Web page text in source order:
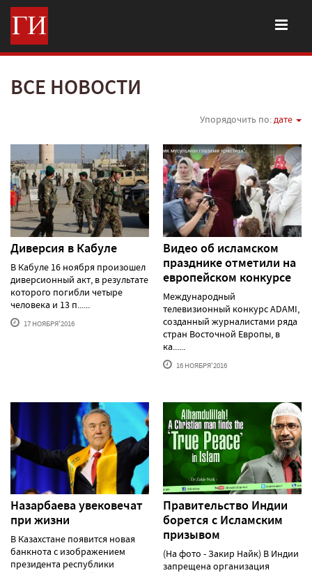
ВСЕ НОВОСТИ
Упорядочить по:дате
Диверсия в Кабуле
В Кабуле 16 ноября произошел
диверсионный акт, в результате
которого погибли четыре
человека и 13 п......
17 НОЯБРЯ'2016
Видео об исламском
празднике отметили на
европейском конкурсе
Международный
телевизионный конкурс ADAMI,
созданный журналистами ряда
стран Восточной Европы, в
ка......
16 НОЯБРЯ'2016
Назарбаева увековечат
при жизни
В Казахстане появится новая
банкнота с изображением
президента республики
Правительство Индии
борется с Исламским
призывом
(На фото - Закир Найк) В Индии
запрещена организация